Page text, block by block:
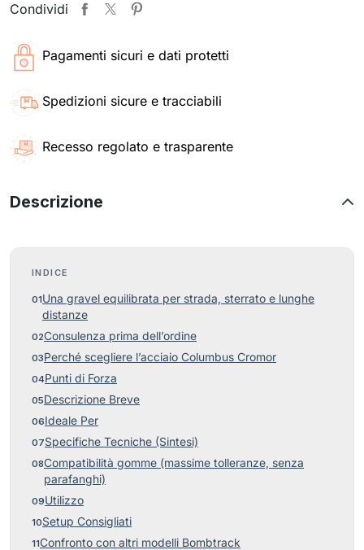
Condividi
Pagamenti sicuri e dati protetti
Spedizioni sicure e tracciabili
Recesso regolato e trasparente
Descrizione
INDICE
Una gravel equilibrata per strada, sterrato e lunghe
distanze
Consulenza prima dell’ordine
Perché scegliere l’acciaio Columbus Cromor
Punti di Forza
Descrizione Breve
Ideale Per
Specifiche Tecniche (Sintesi)
Compatibilità gomme (massime tolleranze, senza
parafanghi)
Utilizzo
Setup Consigliati
Confronto con altri modelli Bombtrack